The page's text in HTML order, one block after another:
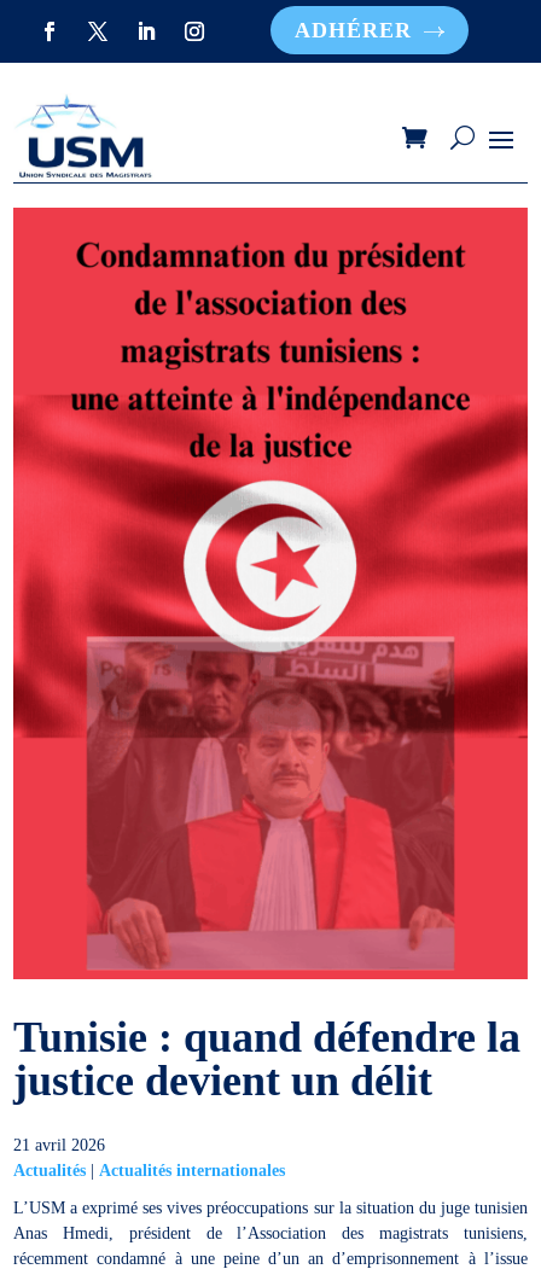
ADHÉRER
Tunisie : quand défendre la
justice devient un délit
21 avril 2026
Actualités | Actualités internationales
L’USM a exprimé ses vives préoccupations sur la situation du juge tunisien
Anas Hmedi, président de l’Association des magistrats tunisiens,
récemment condamné à une peine d’un an d’emprisonnement à l’issue